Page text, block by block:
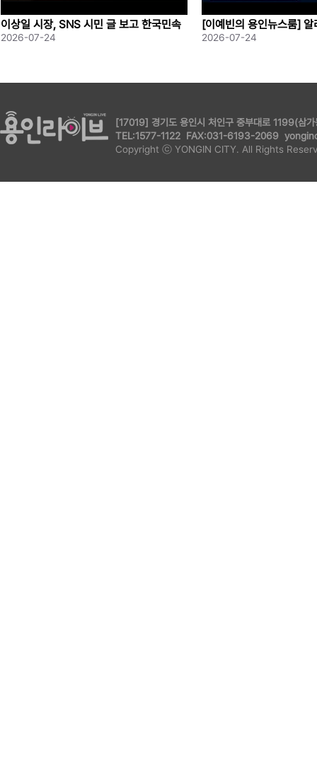
이번 연극제 최고상인 영예
교, 동아방송예술대학교, 인
[김경훈 / 경성대학교 ‘이카
"저희 ’이카이노 바이크’는
의 이야기를 담고 있는, 좀
이상일 시장, SNS 시민 글 보고 한국민속
촌입구삼거리 현장 점검
2026-07-24
[이예빈의 용인뉴스룸] 알
플러팅하는 용인 K 기업
2026-07-24
[17019] 경기도 용인시 처인구 중부대로 1199(삼
TEL:1577-1122 FAX:031-6193-2069
Copyright ⓒ YONGIN CITY. All Rights